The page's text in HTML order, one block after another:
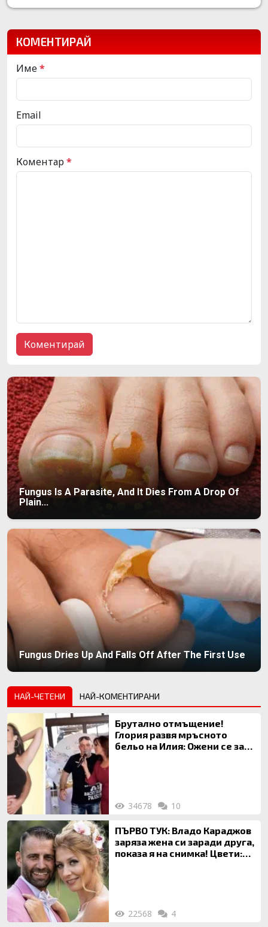
КОМЕНТИРАЙ
Име*
Email
Коментар*
Fungus Is A Parasite, And It Dies From A Drop Of
Plain...
Fungus Dries Up And Falls Off After The First Use
НАЙ-ЧЕТЕНИ НАЙ-КОМЕНТИРАНИ
Брутално отмъщение!
Глория развя мръсното
бельо на Илия: Ожени се за
34678 10
ПЪРВО ТУК: Владо Караджов
заряза жена си заради друга,
показа я на снимка! Цвети:
22568 4